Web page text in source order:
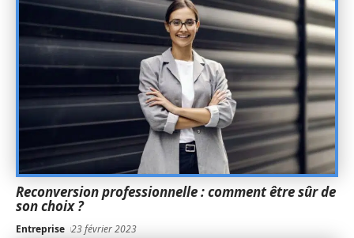
Reconversion professionnelle : comment être sûr de
son choix ?
Entreprise 23 février 2023